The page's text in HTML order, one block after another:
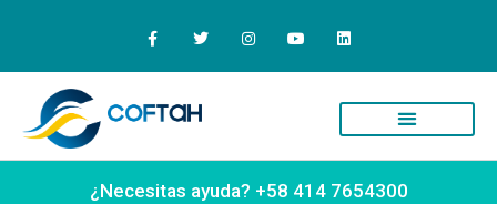
¿Necesitas ayuda? +58 414 7654300